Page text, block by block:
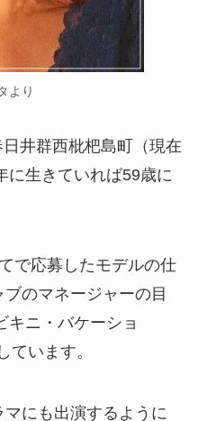
より
井群西枇杷島町（現在
に生きていれば59歳に
で応募したモデルの仕
のマネージャーの目
キニ・バケーショ
ています。
にも出演するように